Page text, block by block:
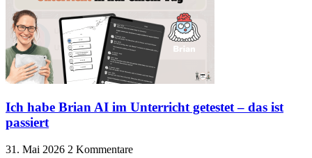
Ich habe Brian AI im Unterricht getestet – das ist
passiert
31. Mai 2026 2 Kommentare